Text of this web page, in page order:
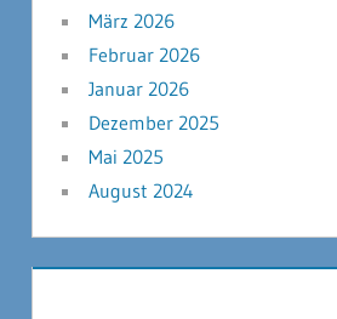
März 2026
Februar 2026
Januar 2026
Dezember 2025
Mai 2025
August 2024